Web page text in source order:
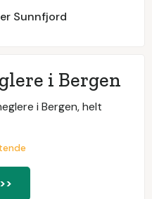
Sunnfjord
i Bergen
i Bergen, helt